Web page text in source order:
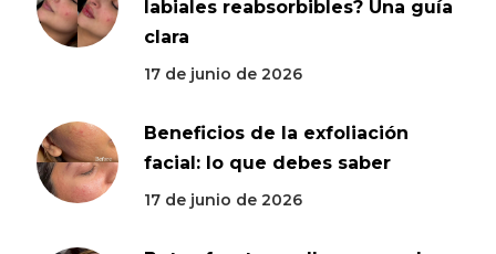
labiales reabsorbibles? Una guía
clara
17 de junio de 2026
Beneficios de la exfoliación
facial: lo que debes saber
17 de junio de 2026